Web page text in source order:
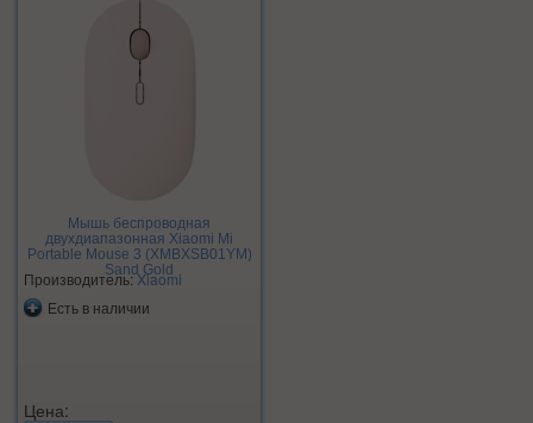
Мышь беспроводная
двухдиапазонная Xiaomi Mi
Portable Mouse 3 (XMBXSB01YM)
Sand Gold
Производитель:Xiaomi
Есть в наличии
Цена: